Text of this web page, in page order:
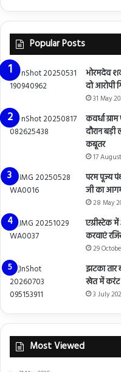
Popular Posts
भोरमदेव
दो आरोपी
31 May
कवर्धा
दौरान
कबूतर
17
परम पूज्य
जी का
28 May
एग्रीस्टेक
करवाएं
29
झटका तार
खेत में करंट
3 July
Most Viewed